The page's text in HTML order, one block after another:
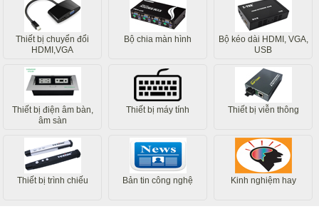
Thiết bị chuyển đổi
HDMI,VGA
Bộ chia màn hình
Bộ kéo dài HDMI, VGA,
USB
Thiết bị điện âm bàn,
âm sàn
Thiết bị máy tính Thiết bị viễn thông
Thiết bị trình chiếu Bản tin công nghệ Kinh nghiệm hay